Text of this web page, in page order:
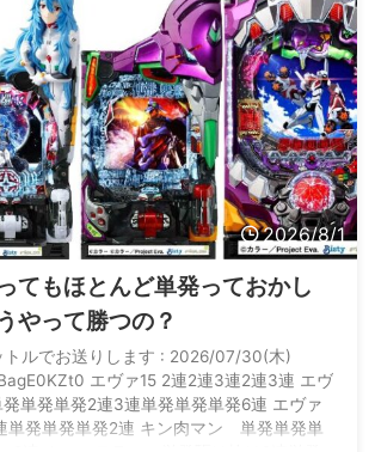
2026/8/1
てもほとんど単発っておかし
やって勝つの？
トルでお送りします : 2026/07/30(木)
エヴァ15 2連2連3連2連3連 エヴ
発単発単発2連3連単発単発単発6連 エヴァ
単発単発単発2連 キン肉マン 単発単発単